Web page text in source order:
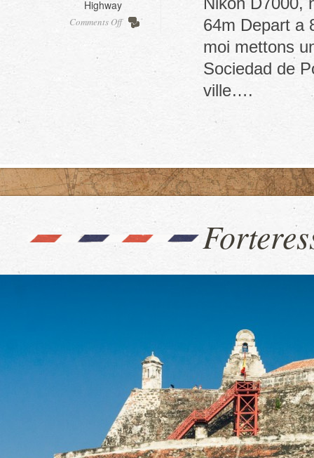
Highway
Comments Offon
64m Depart a
moi mettons
Sociedad de
ville….